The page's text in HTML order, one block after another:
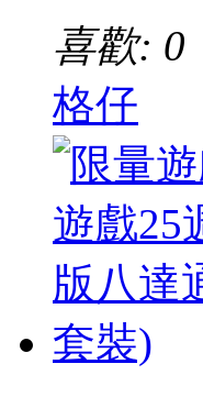
喜歡:
格仔